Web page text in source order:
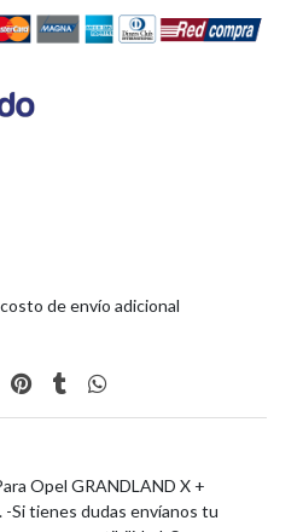
de envío adicional
Opel GRANDLAND X +
Si tienes dudas envíanos tu